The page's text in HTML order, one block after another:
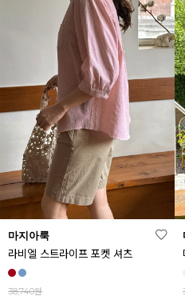
마지아룩
라비엘 스트라이프 포켓 셔츠
38,740원